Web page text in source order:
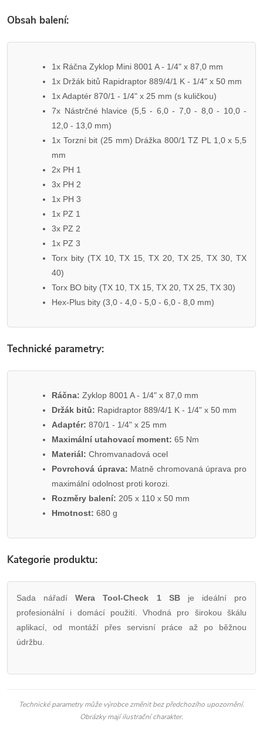
Obsah balení:
1x Ráčna Zyklop Mini 8001 A - 1/4" x 87,0 mm
1x Držák bitů Rapidraptor 889/4/1 K - 1/4" x 50 mm
1x Adaptér 870/1 - 1/4" x 25 mm (s kuličkou)
7x Nástrčné hlavice (5,5 - 6,0 - 7,0 - 8,0 - 10,0 -
12,0 - 13,0 mm)
1x Torzní bit (25 mm) Drážka 800/1 TZ PL 1,0 x 5,5
mm
2x PH 1
3x PH 2
1x PH 3
1x PZ 1
3x PZ 2
1x PZ 3
Torx bity (TX 10, TX 15, TX 20, TX 25, TX 30, TX
40)
Torx BO bity (TX 10, TX 15, TX 20, TX 25, TX 30)
Hex-Plus bity (3,0 - 4,0 - 5,0 - 6,0 - 8,0 mm)
Technické parametry:
Ráčna: Zyklop 8001 A - 1/4" x 87,0 mm
Držák bitů: Rapidraptor 889/4/1 K - 1/4" x 50 mm
Adaptér: 870/1 - 1/4" x 25 mm
Maximální utahovací moment: 65 Nm
Materiál: Chromvanadová ocel
Povrchová úprava: Matně chromovaná úprava pro
maximální odolnost proti korozi.
Rozměry balení: 205 x 110 x 50 mm
Hmotnost: 680 g
Kategorie produktu:
Sada nářadíWera Tool-Check 1 SBje ideální pro
profesionální i domácí použití. Vhodná pro širokou škálu
aplikací, od montáží přes servisní práce až po běžnou
údržbu.
Technické parametry může výrobce změnit bez předchozího upozornění.
Obrázky mají ilustrační charakter.